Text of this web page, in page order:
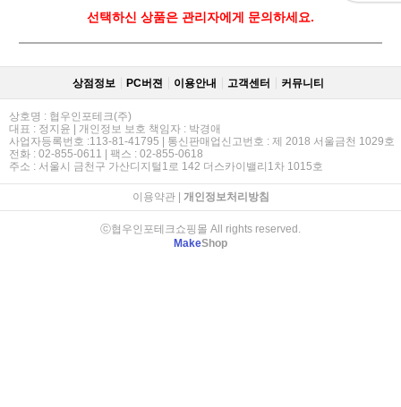
선택하신 상품은 관리자에게 문의하세요.
상점정보 PC버젼 이용안내 고객센터 커뮤니티
상호명 : 협우인포테크(주)
대표 : 정지윤 | 개인정보 보호 책임자 : 박경애
사업자등록번호 :113-81-41795 | 통신판매업신고번호 : 제 2018 서울금천 1029호
전화 : 02-855-0611 | 팩스 : 02-855-0618
주소 : 서울시 금천구 가산디지털1로 142 더스카이밸리1차 1015호
이용약관| 개인정보처리방침
ⓒ협우인포테크쇼핑몰 All rights reserved.
MakeShop